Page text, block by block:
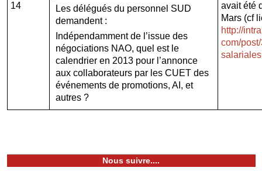
14
Les délégués du personnel SUD
demandent :
Indépendamment de l’issue des
négociations NAO, quel est le
calendrier en 2013 pour l’annonce
aux collaborateurs par les CUET des
événements de promotions, AI, et
autres ?
avait été
Mars (cf
http://
com/
Nous suivre....